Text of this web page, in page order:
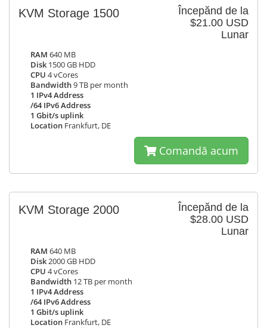
Începănd de la
$21.00 USD
Lunar
KVM Storage 1500
RAM 640 MB
Disk 1500 GB HDD
CPU 4 vCores
Bandwidth9 TB per month
1 IPv4 Address
/64 IPv6 Address
1 Gbit/s uplink
Location Frankfurt, DE
Comandă acum
Începănd de la
$28.00 USD
Lunar
KVM Storage 2000
RAM 640 MB
Disk2000 GB HDD
CPU 4 vCores
Bandwidth 12 TB per month
1 IPv4 Address
/64 IPv6 Address
1 Gbit/s uplink
Location Frankfurt, DE